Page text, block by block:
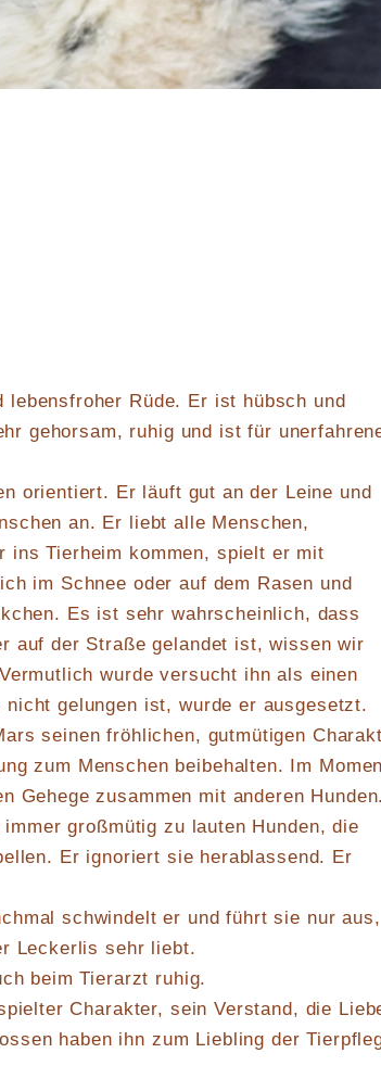
lebensfroher Rüde. Er ist hübsch und
gehorsam, ruhig und ist für
orientiert. Er läuft gut an der Leine und
an. Er liebt alle Menschen,
ins Tierheim kommen, spielt er mit
im Schnee oder auf dem Rasen und
Es ist sehr wahrscheinlich, dass
auf der Straße gelandet ist, wissen wir
wurde versucht ihn als einen
gelungen ist, wurde er ausgesetzt.
seinen fröhlichen, gutmütigen
zum Menschen beibehalten. Im
Gehege zusammen mit anderen Hunden.
großmütig zu lauten Hunden, die
Er ignoriert sie herablassend. Er
schwindelt er und führt sie nur aus,
Leckerlis sehr liebt.
beim Tierarzt ruhig.
Charakter, sein Verstand, die
haben ihn zum Liebling der